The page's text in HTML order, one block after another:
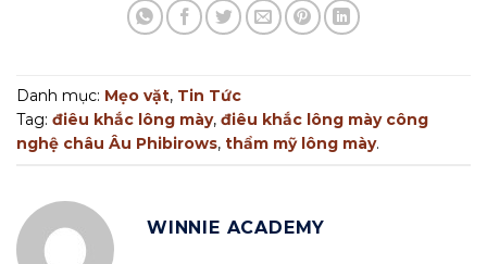
Danh mục: Mẹo vặt, Tin Tức
Tag: điêu khắc lông mày, điêu khắc lông mày công
nghệ châu Âu Phibirows, thẩm mỹ lông mày.
WINNIE ACADEMY